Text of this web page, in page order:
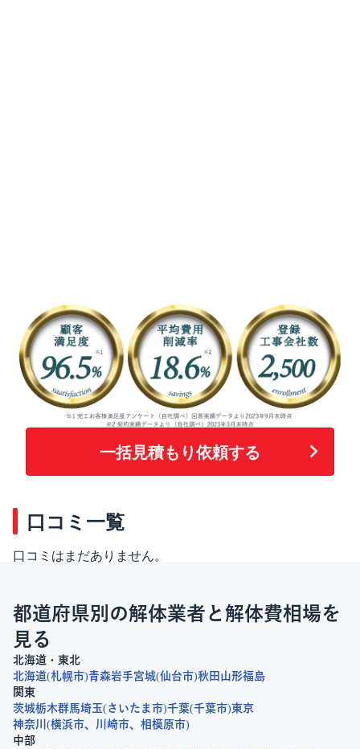
一括見積もり依頼する
口コミ一覧
口コミはまだありません。
都道府県別の解体業者と解体費相場を
見る
北海道・東北
北海道 札幌市 青森岩手宮城 仙台市 秋田 山形福島
関東
茨城栃木群馬埼玉 さいたま市 千葉 千葉市 東京
神奈川
横浜市 川崎市
相模原市
中部